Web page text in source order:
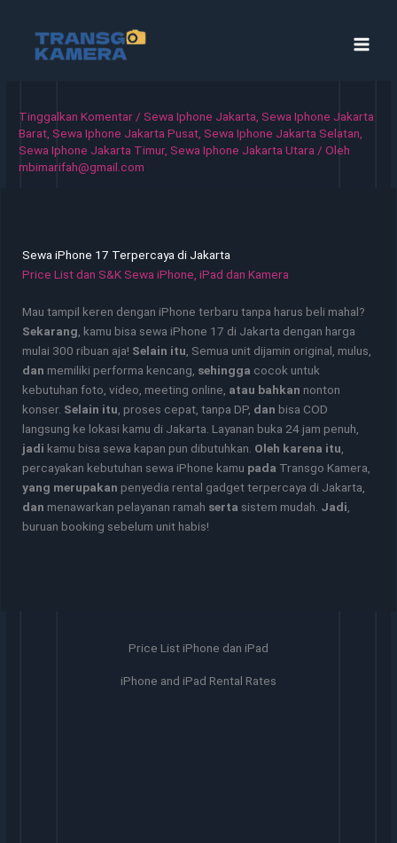
konten
Tinggalkan Komentar / Sewa Iphone Jakarta Sewa Iphone Jakarta
Barat Sewa Iphone Jakarta Pusat Sewa Iphone Jakarta Selatan
Sewa Iphone Jakarta Timur, Sewa Iphone Jakarta Utara / Oleh
mbimarifah@gmail.com
Sewa iPhone 17 Terpercaya di Jakarta
Price List dan S&K Sewa iPhone, iPad dan Kamera
Mau tampil keren dengan iPhone terbaru tanpa harus beli mahal?
Sekarang , kamu bisa sewa iPhone 17 di Jakarta dengan harga
mulai 300 ribuan aja! Selain itu , Semua unit dijamin original, mulus,
dan memiliki performa kencang, sehingga cocok untuk
kebutuhan foto, video, meeting online, atau bahkan nonton
konser. Selain itu , proses cepat, tanpa DP, dan bisa COD
langsung ke lokasi kamu di Jakarta. Layanan buka 24 jam penuh,
jadi kamu bisa sewa kapan pun dibutuhkan. Oleh karena itu
percayakan kebutuhan sewa iPhone kamu pada Transgo Kamera,
yang merupakan penyedia rental gadget terpercaya di Jakarta,
dan menawarkan pelayanan ramah serta sistem mudah. Jadi
buruan booking sebelum unit habis!
Price List iPhone dan iPad
iPhone and iPad Rental Rates